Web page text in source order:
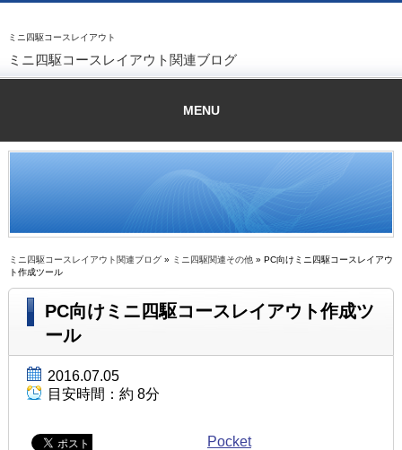
ミニ四駆コースレイアウト
ミニ四駆コースレイアウト関連ブログ
MENU
ミニ四駆コースレイアウト関連ブログ » ミニ四駆関連その他 » PC向けミニ四駆コースレイアウ
ト作成ツール
PC向けミニ四駆コースレイアウト作成ツ
ール
2016.07.05
目安時間： 約 8分
Pocket